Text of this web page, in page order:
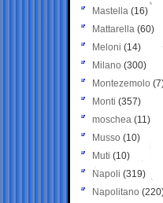
Mastella (16)
Mattarella (60)
Meloni (14)
Milano (300)
Montezemolo
Monti (357)
moschea (11)
Musso (10)
Muti (10)
Napoli (319)
Napolitano